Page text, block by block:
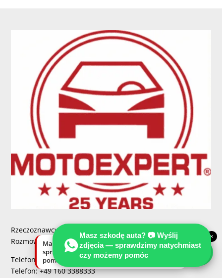
Rzeczoznawcy i biegli sadowi w Niemczech -
Rozmowa w języku polskim, niemieckim, angielskim:
Telefon: +48 600 920 920
Telefon: +49 160 3388333
Masz szkodę auta? 📷 Wyślij
zdjęcia — sprawdzimy natychmiast
czy możemy pomóc
×
Masz szkodę auta? Wyślij zdjęcia —
sprawdzimy natychmiast, czy możemy
pomóc.